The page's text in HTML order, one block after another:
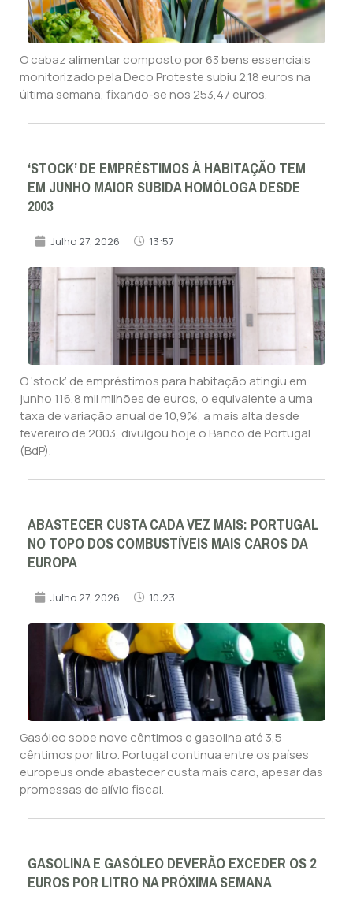
O cabaz alimentar composto por 63 bens essenciais
monitorizado pela Deco Proteste subiu 2,18 euros na
última semana, fixando-se nos 253,47 euros.
‘STOCK’ DE EMPRÉSTIMOS À HABITAÇÃO TEM
EM JUNHO MAIOR SUBIDA HOMÓLOGA DESDE
2003
Julho 27, 2026 13:57
O ‘stock’ de empréstimos para habitação atingiu em
junho 116,8 mil milhões de euros, o equivalente a uma
taxa de variação anual de 10,9%, a mais alta desde
fevereiro de 2003, divulgou hoje o Banco de Portugal
(BdP).
ABASTECER CUSTA CADA VEZ MAIS: PORTUGAL
NO TOPO DOS COMBUSTÍVEIS MAIS CAROS DA
EUROPA
Julho 27, 2026 10:23
Gasóleo sobe nove cêntimos e gasolina até 3,5
cêntimos por litro. Portugal continua entre os países
europeus onde abastecer custa mais caro, apesar das
promessas de alívio fiscal.
GASOLINA E GASÓLEO DEVERÃO EXCEDER OS 2
EUROS POR LITRO NA PRÓXIMA SEMANA